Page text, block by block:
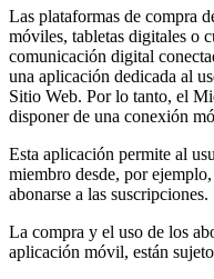
Las plataformas de compra
móviles, tabletas digitales o
comunicación digital
una aplicación dedicada al
Sitio Web. Por lo tanto, el
disponer de una conexión
Esta aplicación permite al
miembro desde, por
abonarse a las suscripciones.
La compra y el uso de los
aplicación móvil, están